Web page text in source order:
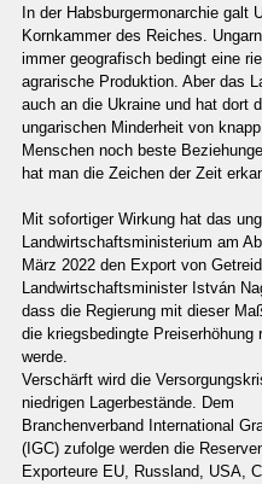
In der Habsburgermonarchie galt
Kornkammer des Reiches.
immer geografisch bedingt eine
agrarische Produktion. Aber das
auch an die Ukraine und hat dort
ungarischen Minderheit von
Menschen noch beste
hat man die Zeichen der Zeit
Mit sofortiger Wirkung hat das
Landwirtschaftsministerium am
März 2022 den Export von
Landwirtschaftsminister István
dass die Regierung mit dieser
die kriegsbedingte Preiserhöhung
werde.
Verschärft wird die
niedrigen Lagerbestände. Dem
Branchenverband International
(IGC) zufolge werden die
Exporteure EU, Russland, USA,